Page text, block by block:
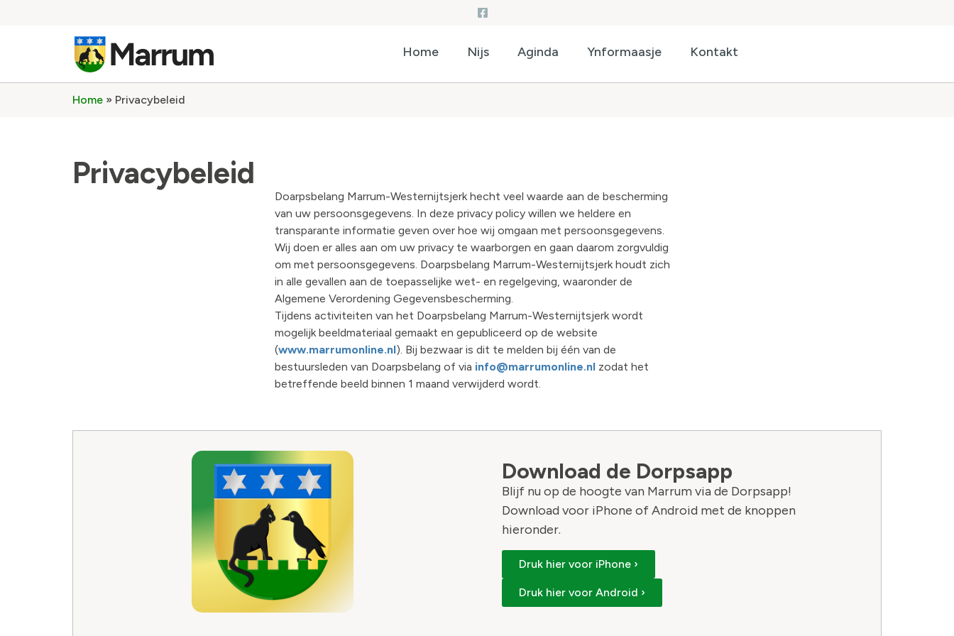
Home Nijs Aginda Ynformaasje Kontakt
Home » Privacybeleid
Privacybeleid
Doarpsbelang Marrum-Westernijtsjerk hecht veel waarde aan de bescherming
van uw persoonsgegevens. In deze privacy policy willen we heldere en
transparante informatie geven over hoe wij omgaan met persoonsgegevens.
Wij doen er alles aan om uw privacy te waarborgen en gaan daarom zorgvuldig
om met persoonsgegevens. Doarpsbelang Marrum-Westernijtsjerk houdt zich
in alle gevallen aan de toepasselijke wet- en regelgeving, waaronder de
Algemene Verordening Gegevensbescherming.
Tijdens activiteiten van het Doarpsbelang Marrum-Westernijtsjerk wordt
mogelijk beeldmateriaal gemaakt en gepubliceerd op de website
(www.marrumonline.nl). Bij bezwaar is dit te melden bij één van de
bestuursleden van Doarpsbelang of via info@marrumonline.nl zodat het
betreffende beeld binnen 1 maand verwijderd wordt.
Download de Dorpsapp
Blijf nu op de hoogte van Marrum via de Dorpsapp!
Download voor iPhone of Android met de knoppen
hieronder.
Druk hier voor iPhone ›
Druk hier voor Android ›